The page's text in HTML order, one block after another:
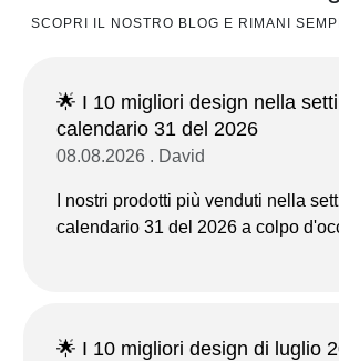
SCOPRI IL NOSTRO BLOG E RIMANI
🌟 I 10 migliori design nella
calendario 31 del 2026
08.08.2026 . David
I nostri prodotti più venduti nella
calendario 31 del 2026 a colpo
🌟 I 10 migliori design di luglio